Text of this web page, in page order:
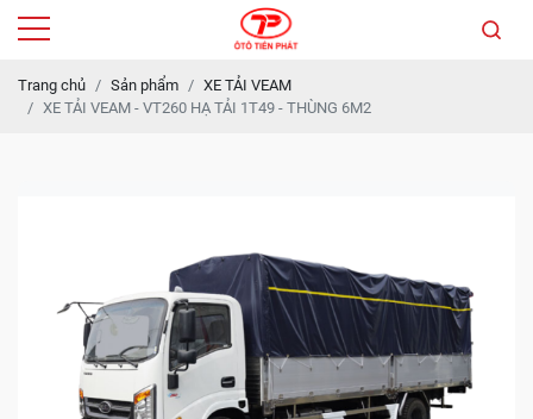
Trang chủ Sản phẩm
XE TẢI VEAM
XE TẢI VEAM - VT260 HẠ TẢI 1T49 - THÙNG 6M2